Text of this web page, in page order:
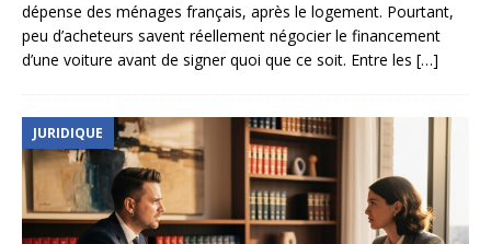
dépense des ménages français, après le logement. Pourtant,
peu d’acheteurs savent réellement négocier le financement
d’une voiture avant de signer quoi que ce soit. Entre les […]
JURIDIQUE